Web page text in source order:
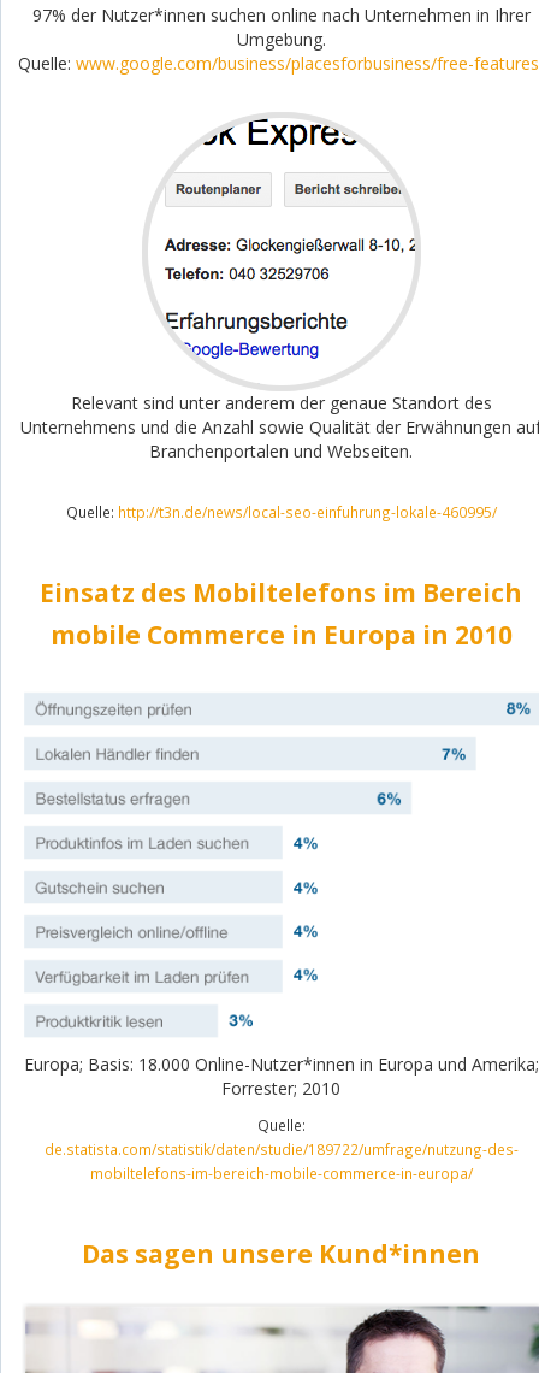
97% der Nutzer*innen suchen online nach Unternehmen in Ihrer
Umgebung.
Quelle: www.google.com/business/placesforbusiness/free-
Relevant sind unter anderem der genaue Standort des
Unternehmens und die Anzahl sowie Qualität der Erwähnungen
Branchenportalen und Webseiten.
Quelle: http://t3n.de/news/local-seo-einfuhrung-lokale-460995/
Einsatz des Mobiltelefons im Bereich
mobile Commerce in Europa in 2010
Europa; Basis: 18.000 Online-Nutzer*innen in Europa und Amerika;
Forrester; 2010
Quelle:
de.statista.com/statistik/daten/studie/189722/umfrage/nutzung-des-
mobiltelefons-im-bereich-mobile-commerce-in-europa/
Das sagen unsere Kund*innen